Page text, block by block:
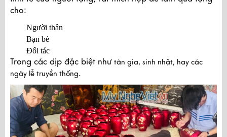
cho:
Người thân
Bạn bè
Đối tác
Trong các dịp đặc biệt như tân gia, sinh nhật, hay các
ngày lễ truyền thống.